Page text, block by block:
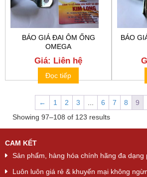
BÁO GIÁ ĐAI ÔM ỐNG
OMEGA
Giá: Liên hệ
Đọc tiếp
BÁO
← 1 2 3 6 7 8 9
Showing 97–108 of 123 results
CAM KẾT
Sản phẩm, hàng hóa chính hãng đa dạng
Luôn luôn giá rẻ & khuyến mại không